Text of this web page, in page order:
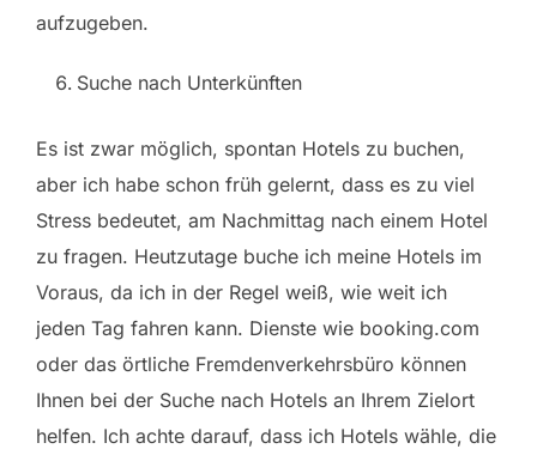
aufzugeben.
Suche nach Unterkünften
Es ist zwar möglich, spontan Hotels zu buchen,
aber ich habe schon früh gelernt, dass es zu viel
Stress bedeutet, am Nachmittag nach einem Hotel
zu fragen. Heutzutage buche ich meine Hotels im
Voraus, da ich in der Regel weiß, wie weit ich
jeden Tag fahren kann. Dienste wie booking.com
oder das örtliche Fremdenverkehrsbüro können
Ihnen bei der Suche nach Hotels an Ihrem Zielort
helfen. Ich achte darauf, dass ich Hotels wähle, die